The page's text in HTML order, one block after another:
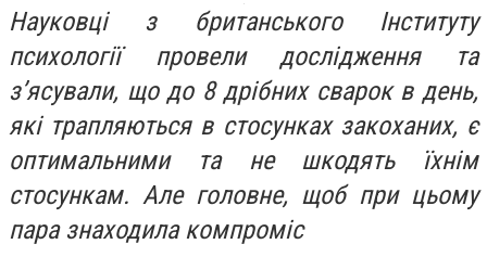
Науковці з британського Інституту
психології провели дослідження та
з’ясували, що до 8 дрібних сварок в день,
які трапляються в стосунках закоханих, є
оптимальними та не шкодять їхнім
стосункам. Але головне, щоб при цьому
пара знаходила компроміс